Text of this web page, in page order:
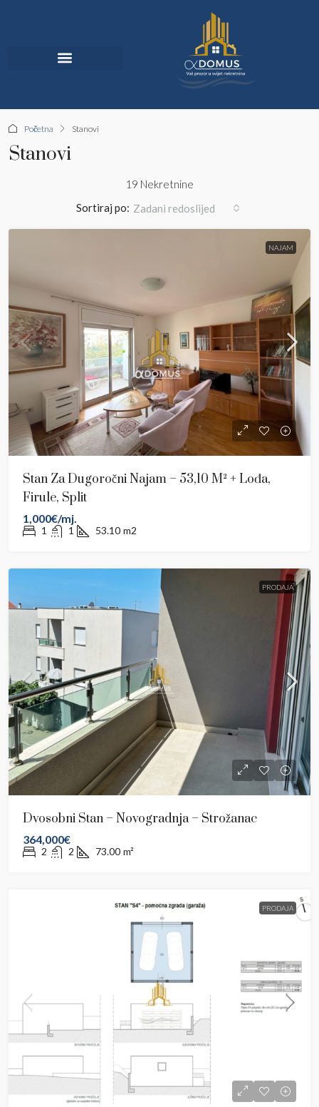
Početna Stanovi
Stanovi
19 Nekretnine
Sortiraj po: Zadani redoslijed
NAJAM
Stan Za Dugoročni Najam – 53,10 M² + Lođa,
Firule, Split
1,000€/mj.
1 1 53.10 m2
PRODAJA
Dvosobni Stan – Novogradnja – Strožanac
364,000€
2 2 73.00 m²
PRODAJA